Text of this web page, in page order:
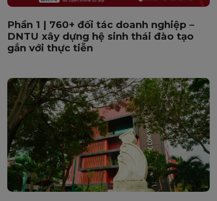
Phần 1 | 760+ đối tác doanh nghiệp –
DNTU xây dựng hệ sinh thái đào tạo
gắn với thực tiễn